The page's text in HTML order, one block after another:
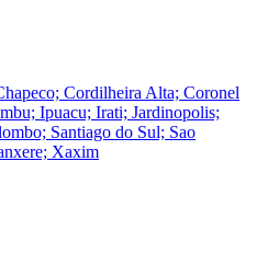
Cordilheira Alta; Coronel
Ipuacu; Irati; Jardinopolis;
Santiago do Sul; Sao
Xaxim